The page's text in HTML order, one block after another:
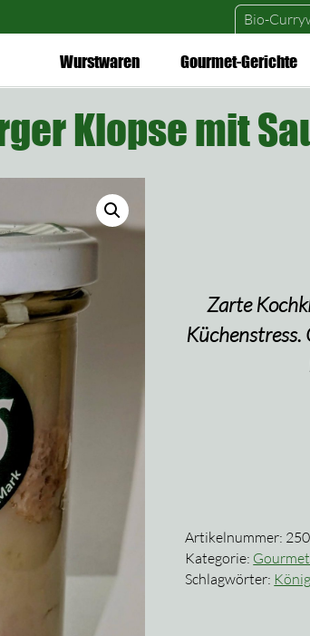
Bio-
Wurstwaren Gourmet-Gerichte
Klopse mit
Zarte
Artikelnummer:
Kategorie:
Schlagwörter: